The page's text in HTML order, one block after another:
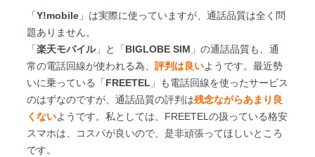
「Y!mobile 」は実際に使っていますが、通話品質は全く問
題ありません。
「楽天モバイル」と「BIGLOBE SIM 」の通話品質も、通
常の電話回線が使われる為、 評判は良いようです。最近勢
いに乗っている「FREETEL 」も電話回線を使ったサービス
のはずなのですが、通話品質の評判は残念ながらあまり良
くないようです。私としては、FREETELの扱っている格安
スマホは、コスパが良いので、是非頑張ってほしいところ
です。